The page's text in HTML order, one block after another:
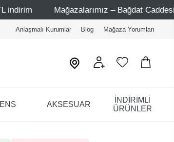
Mağazalarımız – Bağdat Caddesi 1 - Bağdat
Anlaşmalı Kurumlar Blog Mağaza Yorumları
AKSESUAR
İNDİRİMLİ
ÜRÜNLER